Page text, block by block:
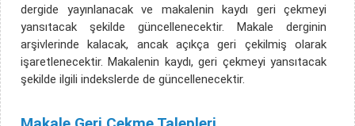
dergide yayınlanacak ve makalenin kaydı geri çekmeyi
yansıtacak şekilde güncellenecektir. Makale derginin
arşivlerinde kalacak, ancak açıkça geri çekilmiş olarak
işaretlenecektir. Makalenin kaydı, geri çekmeyi yansıtacak
şekilde ilgili indekslerde de güncellenecektir.